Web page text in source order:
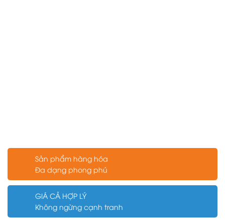
Sản phẩm hàng hóa
Đa dạng phong phú
GIÁ CẢ HỢP LÝ
Không ngừng cạnh tranh